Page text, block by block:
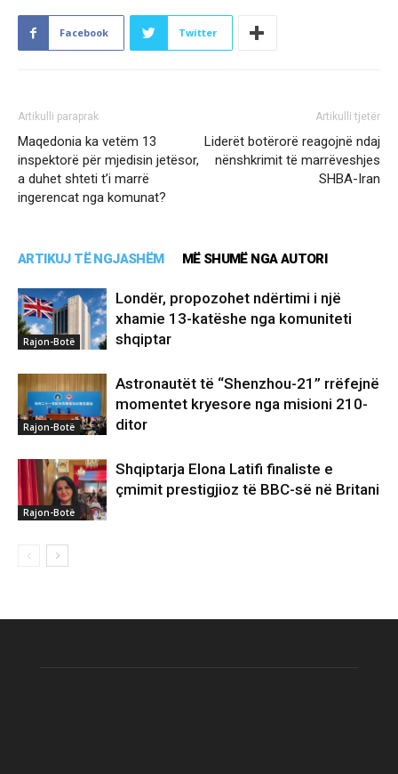
Facebook Twitter
Artikulli paraprak
Maqedonia ka vetëm 13
inspektorë për mjedisin jetësor,
a duhet shteti t’i marrë
ingerencat nga komunat?
Artikulli tjetër
Liderët botërorë reagojnë ndaj
nënshkrimit të marrëveshjes
SHBA-Iran
ARTIKUJ TË NGJASHËM MË SHUMË NGA AUTORI
Rajon-Botë
Londër, propozohet ndërtimi i një
xhamie 13-katëshe nga komuniteti
shqiptar
Rajon-Botë
Astronautët të “Shenzhou-21” rrëfejnë
momentet kryesore nga misioni 210-
ditor
Rajon-Botë
Shqiptarja Elona Latifi finaliste e
çmimit prestigjioz të BBC-së në Britani